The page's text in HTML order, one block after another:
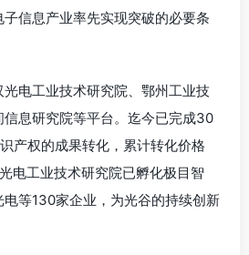
信息产业率先实现突破的必要条
电工业技术研究院、鄂州工业技
息研究院等平台。迄今已完成30
产权的成果转化，累计转化价格
电工业技术研究院已孵化极目智
等130家企业，为光谷的持续创新